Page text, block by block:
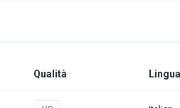
Qualità Lingua